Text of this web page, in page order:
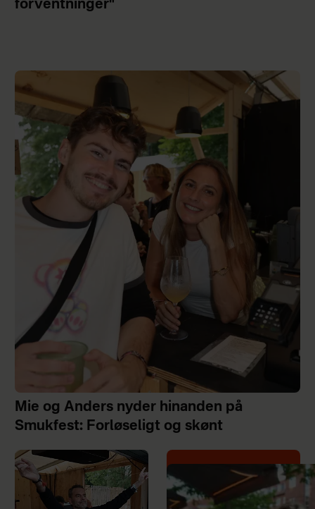
forventninger"
Mie og Anders nyder hinanden på
Smukfest: Forløseligt og skønt